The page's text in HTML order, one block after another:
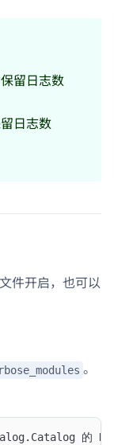
留日志数
日志数
件开启，也可以
。
的